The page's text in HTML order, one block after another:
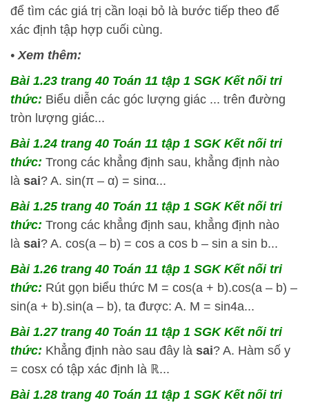
để tìm các giá trị cần loại bỏ là bước tiếp theo để
xác định tập hợp cuối cùng.
• Xem thêm:
Bài 1.23 trang 40 Toán 11 tập 1 SGK Kết nối tri
thức: Biểu diễn các góc lượng giác ... trên đường
tròn lượng giác...
Bài 1.24 trang 40 Toán 11 tập 1 SGK Kết nối tri
thức: Trong các khẳng định sau, khẳng định nào
là sai? A. sin(π – α) = sinα...
Bài 1.25 trang 40 Toán 11 tập 1 SGK Kết nối tri
thức: Trong các khẳng định sau, khẳng định nào
là sai? A. cos(a – b) = cos a cos b – sin a sin b...
Bài 1.26 trang 40 Toán 11 tập 1 SGK Kết nối tri
thức: Rút gọn biểu thức M = cos(a + b).cos(a – b) –
sin(a + b).sin(a – b), ta được: A. M = sin4a...
Bài 1.27 trang 40 Toán 11 tập 1 SGK Kết nối tri
thức: Khẳng định nào sau đây là sai? A. Hàm số y
= cosx có tập xác định là ℝ...
Bài 1.28 trang 40 Toán 11 tập 1 SGK Kết nối tri